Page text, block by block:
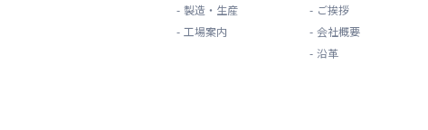
製造・生産
工場案内
ご挨拶
会社概要
沿革